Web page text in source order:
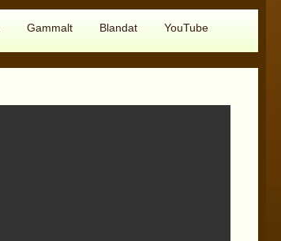
Gammalt Blandat YouTube